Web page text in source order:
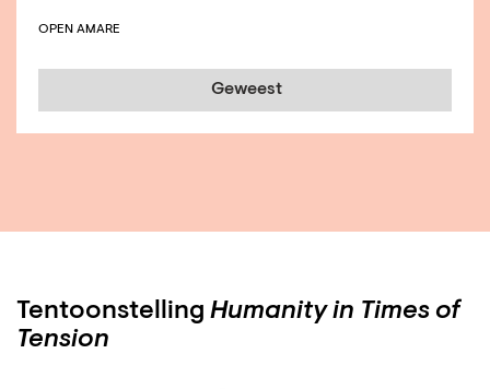
OPEN AMARE
Geweest
Tentoonstelling Humanity in Times of
Tension